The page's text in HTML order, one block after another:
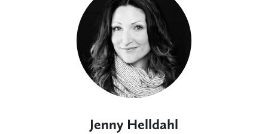
Jenny Helldahl